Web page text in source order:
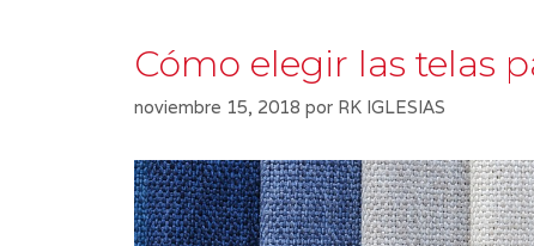
Cómo elegir las telas
noviembre 15, 2018 por RK IGLESIAS